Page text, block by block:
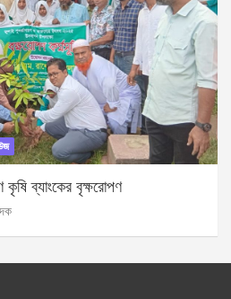
ব্যাংকের বৃক্ষরোপণ